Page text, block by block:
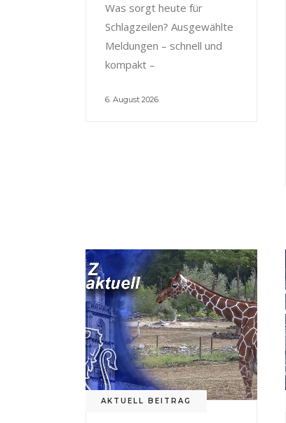
Was sorgt heute für
Schlagzeilen? Ausgewählte
Meldungen – schnell und
kompakt –
6. August 2026
AKTUELL BEITRAG